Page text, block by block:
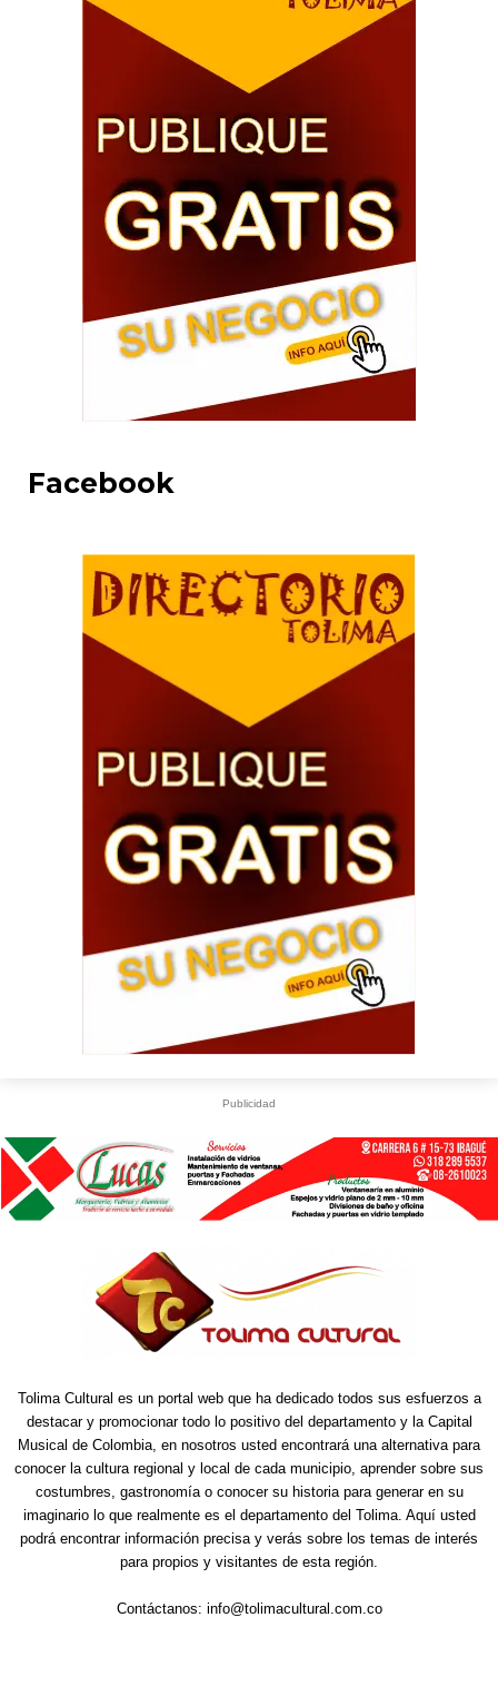
Facebook
Publicidad
Tolima Cultural es un portal web que ha dedicado todos sus esfuerzos a
destacar y promocionar todo lo positivo del departamento y la Capital
Musical de Colombia, en nosotros usted encontrará una alternativa para
conocer la cultura regional y local de cada municipio, aprender sobre sus
costumbres, gastronomía o conocer su historia para generar en su
imaginario lo que realmente es el departamento del Tolima. Aquí usted
podrá encontrar información precisa y verás sobre los temas de interés
para propios y visitantes de esta región.
Contáctanos: info@tolimacultural.com.co